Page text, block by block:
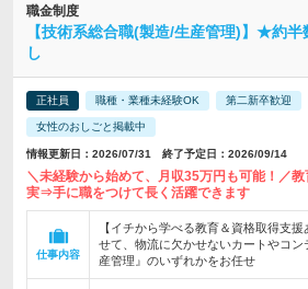
職金制度
【技術系総合職(製造/生産管理)】★約
し
正社員 職種・業種未経験OK 第二新卒歓迎
女性のおしごと掲載中
情報更新日：2026/07/31 終了予定日：2026/09/14
＼未経験から始めて、月収35万円も可能！／
実⇒手に職をつけて長く活躍できます
仕事内容
【イチから学べる教育＆資格取得支
せて、物流に欠かせないカートやコン
産管理』のいずれかをお任せ